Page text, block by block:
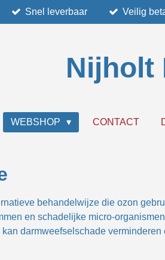
Snel leverbaar Veilig
Nijholt
WEBSHOP CONTACT
behandelwijze die ozon
en schadelijke micro-
darmweefselschade